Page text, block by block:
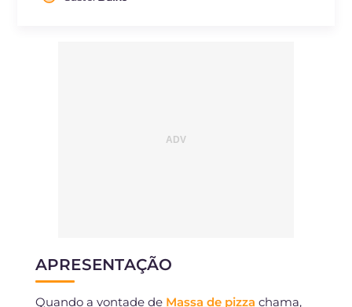
APRESENTAÇÃO
Quando a vontade de Massa de pizza chama,